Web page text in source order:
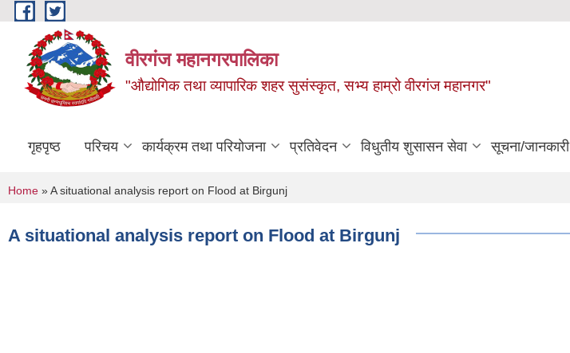
Skip to main content
वीरगंज महानगरपालिका
"औद्योगिक तथा व्यापारिक शहर सुसंस्कृत, सभ्य हाम्रो वीरगंज महानगर"
गृहपृष्ठ परिचय कार्यक्रम तथा परियोजना प्रतिवेदन विधुतीय शुसासन सेवा सूचना/जानकारी
You are here
Home » A situational analysis report on Flood at Birgunj
A situational analysis report on Flood at Birgunj